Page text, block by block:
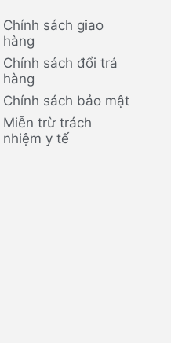
Chính sách giao
hàng
Chính sách đổi trả
hàng
Chính sách bảo mật
Miễn trừ trách
nhiệm y tế